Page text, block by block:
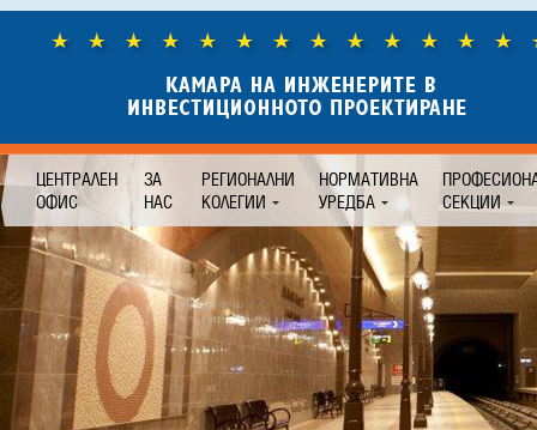
ЦЕНТРАЛЕН
ОФИС
ЗА
НАС
РЕГИОНАЛНИ
КОЛЕГИИ
НОРМАТИВНА
УРЕДБА
СЕКЦИИ